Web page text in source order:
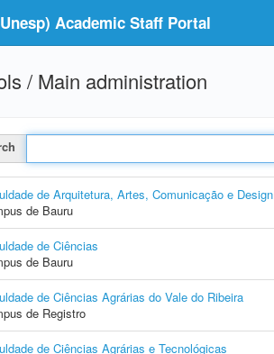
Academic Staff Portal
/ Main administration
de Arquitetura, Artes, Comunicação e Design
de Bauru
de Ciências
de Bauru
de Ciências Agrárias do Vale do Ribeira
de Registro
de Ciências Agrárias e Tecnológicas